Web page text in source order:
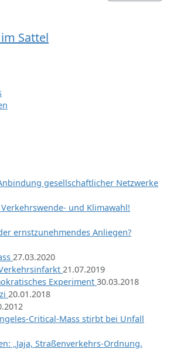
Sattel
gesellschaftlicher Netzwerke
und Klimawahl!
ernstzunehmendes Anliegen?
27.03.2020
21.07.2019
Experiment 30.03.2018
20.01.2018
Critical-Mass stirbt bei Unfall
„Jaja, Straßenverkehrs-Ordnung,